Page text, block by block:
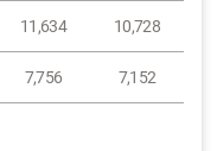
11,634 10,728
7,756 7,152